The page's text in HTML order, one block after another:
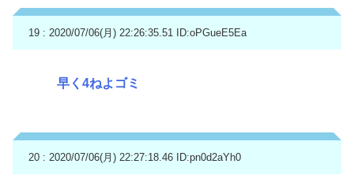
19 : 2020/07/06(月) 22:26:35.51 ID:oPGueE5Ea
早く4ねよゴミ
20 : 2020/07/06(月) 22:27:18.46 ID:pn0d2aYh0